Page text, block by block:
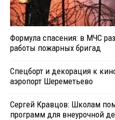
Формула спасения: в МЧС
работы пожарных бригад
Спецборт и декорация к
аэропорт Шереметьево
Сергей Кравцов: Школам
программ для внеурочной